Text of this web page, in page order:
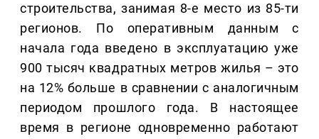
строительства, занимая 8-е место из 85-ти
регионов. По оперативным данным с
начала года введено в эксплуатацию уже
900 тысяч квадратных метров жилья – это
на 12% больше в сравнении с аналогичным
периодом прошлого года. В настоящее
время в регионе одновременно работают